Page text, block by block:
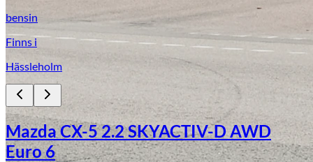
bensin
Finns i
Hässleholm
Mazda CX-5 2.2 SKYACTIV-D AWD
Euro 6